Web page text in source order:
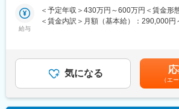
い女性も活躍しやすい環境です。正社員
りますが、定期的にあるものではなく適
お住まいの地域や通勤時間を考慮します。
※ご自宅から担当医療機関への直行・直帰
叶えながら働けるような環境作りを大切
ス勤務制度、時短制度、産休育休、育児
子育てとも両立させながらの勤務が可能
給与
＜予定年収＞430万円～600万円＜賃金形
＜賃金内訳＞月額（基本給）：290,000円
があります。月給(月額)は固定手当を含め
気になる
（エ